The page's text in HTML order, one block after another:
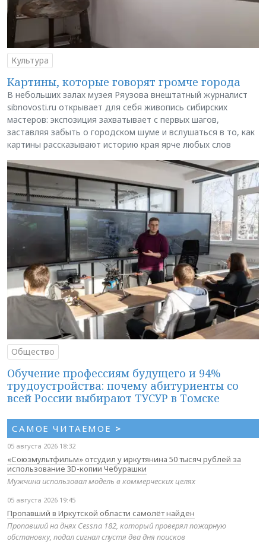
Культура
Картины, которые говорят громче города
В небольших залах музея Ряузова внештатный журналист
sibnovosti.ru открывает для себя живопись сибирских
мастеров: экспозиция захватывает с первых шагов,
заставляя забыть о городском шуме и вслушаться в то, как
картины рассказывают историю края ярче любых слов
Общество
Обучение профессиям будущего и 94%
трудоустройства: почему абитуриенты со
всей России выбирают ТУСУР в Томске
САМОЕ ЧИТАЕМОЕ >
05 августа 2026 18:32
«Союзмультфильм» отсудил у иркутянина 50 тысяч рублей за
использование 3D-копии Чебурашки
Мужчина использовал модель в коммерческих целях
05 августа 2026 19:45
Пропавший в Иркутской области самолёт найден
Пропавший на днях Cessna 182, который проверял пожарную
обстановку, подал сигнал спустя два дня поисков